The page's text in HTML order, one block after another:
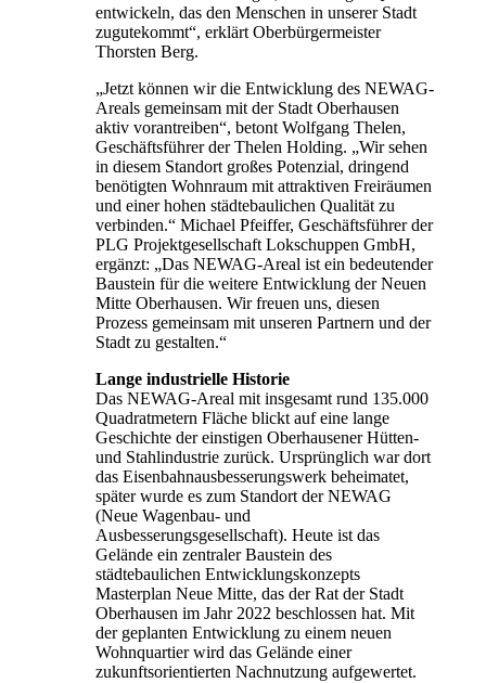
entwickeln, das den Menschen in unserer Stadt
zugutekommt“, erklärt Oberbürgermeister
Thorsten Berg.
„Jetzt können wir die Entwicklung des NEWAG-
Areals gemeinsam mit der Stadt Oberhausen
aktiv vorantreiben“, betont Wolfgang Thelen,
Geschäftsführer der Thelen Holding. „Wir sehen
in diesem Standort großes Potenzial, dringend
benötigten Wohnraum mit attraktiven Freiräumen
und einer hohen städtebaulichen Qualität zu
verbinden.“ Michael Pfeiffer, Geschäftsführer der
PLG Projektgesellschaft Lokschuppen GmbH,
ergänzt: „Das NEWAG-Areal ist ein bedeutender
Baustein für die weitere Entwicklung der Neuen
Mitte Oberhausen. Wir freuen uns, diesen
Prozess gemeinsam mit unseren Partnern und der
Stadt zu gestalten.“
Lange industrielle Historie
Das NEWAG-Areal mit insgesamt rund 135.000
Quadratmetern Fläche blickt auf eine lange
Geschichte der einstigen Oberhausener Hütten-
und Stahlindustrie zurück. Ursprünglich war dort
das Eisenbahnausbesserungswerk beheimatet,
später wurde es zum Standort der NEWAG
(Neue Wagenbau- und
Ausbesserungsgesellschaft). Heute ist das
Gelände ein zentraler Baustein des
städtebaulichen Entwicklungskonzepts
Masterplan Neue Mitte, das der Rat der Stadt
Oberhausen im Jahr 2022 beschlossen hat. Mit
der geplanten Entwicklung zu einem neuen
Wohnquartier wird das Gelände einer
zukunftsorientierten Nachnutzung aufgewertet.